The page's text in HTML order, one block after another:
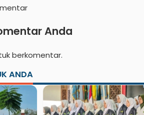
Anda
berkomentar.
ANDA